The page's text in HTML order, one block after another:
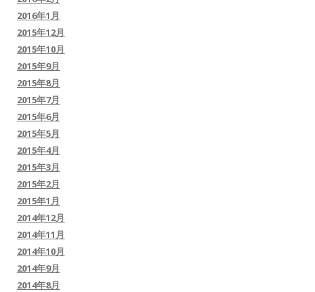
2016年1月
2015年12月
2015年10月
2015年9月
2015年8月
2015年7月
2015年6月
2015年5月
2015年4月
2015年3月
2015年2月
2015年1月
2014年12月
2014年11月
2014年10月
2014年9月
2014年8月